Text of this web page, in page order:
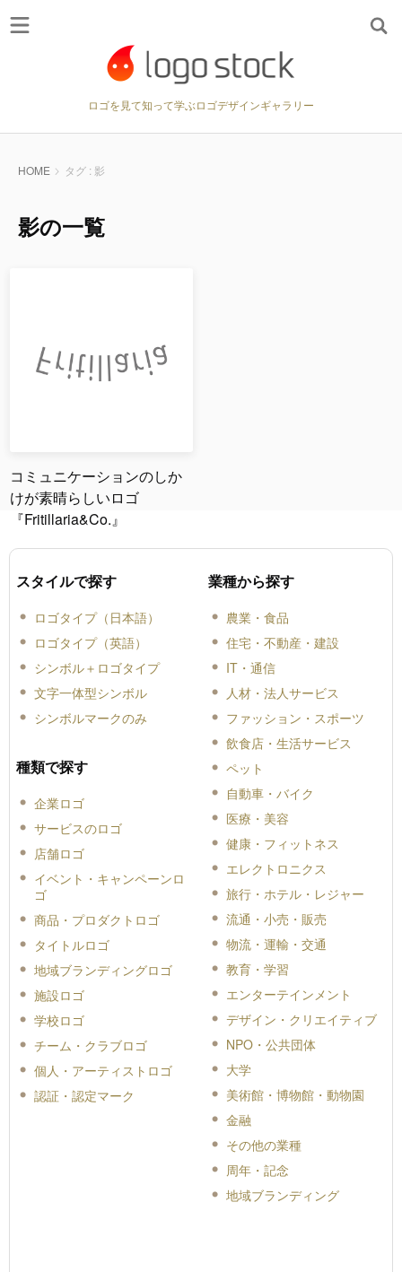
ロゴを見て知って学ぶロゴデザインギャラリー
HOME タグ : 影
影の一覧
コミュニケーションのしか
けが素晴らしいロゴ
『Fritillaria&Co.』
スタイルで探す
ロゴタイプ（日本語）
ロゴタイプ（英語）
シンボル＋ロゴタイプ
文字一体型シンボル
シンボルマークのみ
種類で探す
企業ロゴ
サービスのロゴ
店舗ロゴ
イベント・キャンペーンロ
ゴ
商品・プロダクトロゴ
タイトルロゴ
地域ブランディングロゴ
施設ロゴ
学校ロゴ
チーム・クラブロゴ
個人・アーティストロゴ
認証・認定マーク
業種から探す
農業・食品
住宅・不動産・建設
IT・通信
人材・法人サービス
ファッション・スポーツ
飲食店・生活サービス
ペット
自動車・バイク
医療・美容
健康・フィットネス
エレクトロニクス
旅行・ホテル・レジャー
流通・小売・販売
物流・運輸・交通
教育・学習
エンターテインメント
デザイン・クリエイティブ
NPO・公共団体
大学
美術館・博物館・動物園
金融
その他の業種
周年・記念
地域ブランディング